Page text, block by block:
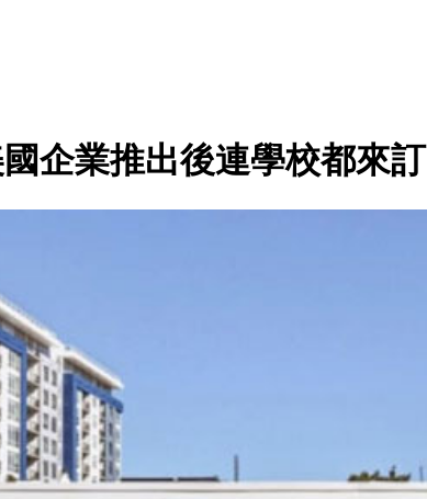
企業推出後連學校都來訂